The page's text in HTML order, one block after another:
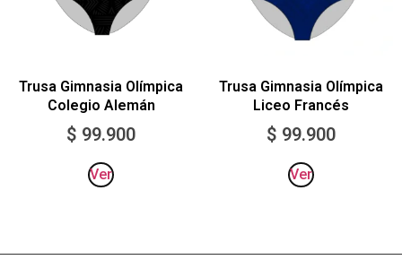
Trusa Gimnasia Olímpica
Colegio Alemán
$ 99.900
Ver
Trusa Gimnasia Olímpica
Liceo Francés
$ 99.900
Ver